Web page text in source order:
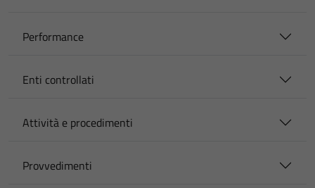
Performance
Enti controllati
Attività e procedimenti
Provvedimenti